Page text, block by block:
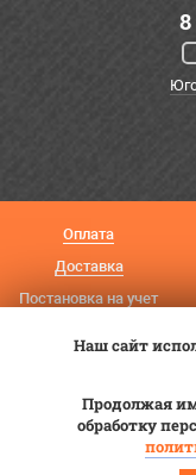
8
Оплата
Доставка
Постановка на учет
© 2012—2026 «Купи
Наш сайт
Продолжая
обработку